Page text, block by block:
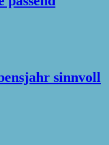
sinnvoll